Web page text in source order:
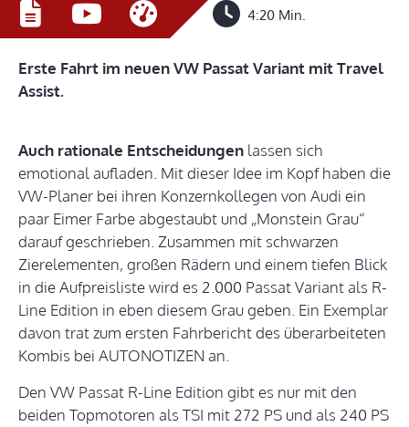
4:20 Min.
Erste Fahrt im neuen VW Passat Variant mit Travel
Assist.
Auch rationale Entscheidungen lassen sich
emotional aufladen. Mit dieser Idee im Kopf haben die
VW-Planer bei ihren Konzernkollegen von Audi ein
paar Eimer Farbe abgestaubt und „Monstein Grau“
darauf geschrieben. Zusammen mit schwarzen
Zierelementen, großen Rädern und einem tiefen Blick
in die Aufpreisliste wird es 2.000 Passat Variant als R-
Line Edition in eben diesem Grau geben. Ein Exemplar
davon trat zum ersten Fahrbericht des überarbeiteten
Kombis bei AUTONOTIZEN an.
Den VW Passat R-Line Edition gibt es nur mit den
beiden Topmotoren als TSI mit 272 PS und als 240 PS